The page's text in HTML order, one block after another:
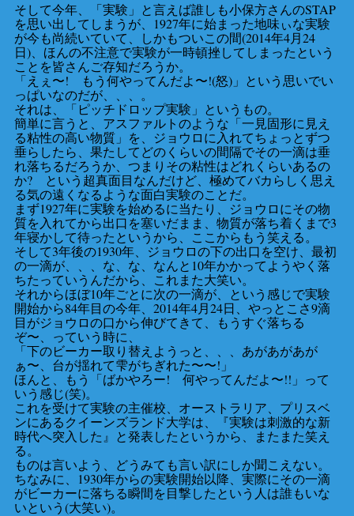
そして今年、「実験」と言えば誰しも小保方さんのSTAP
を思い出してしまうが、1927年に始まった地味ぃな実験
が今も尚続いていて、しかもついこの間(2014年4月24
日)、ほんの不注意で実験が一時頓挫してしまったという
ことを皆さんご存知だろうか。
「えぇ〜! もう何やってんだよ〜!(怒)」という思いでい
っぱいなのだが、、、。
それは、「ピッチドロップ実験」というもの。
簡単に言うと、アスファルトのような「一見固形に見え
る粘性の高い物質」を、ジョウロに入れてちょっとずつ
垂らしたら、果たしてどのくらいの間隔でその一滴は垂
れ落ちるだろうか、つまりその粘性はどれくらいあるの
か? という超真面目なんだけど、極めてバカらしく思え
る気の遠くなるような面白実験のことだ。
まず1927年に実験を始めるに当たり、ジョウロにその物
質を入れてから出口を塞いだまま、物質が落ち着くまで3
年寝かして待ったというから、ここからもう笑える。
そして3年後の1930年、ジョウロの下の出口を空け、最初
の一滴が、、、な、な、なんと10年かかってようやく落
ちたっていうんだから、これまた大笑い。
それからほぼ10年ごとに次の一滴が、という感じで実験
開始から84年目の今年、2014年4月24日、やっとこさ9滴
目がジョウロの口から伸びてきて、もうすぐ落ちる
ぞ〜、っていう時に、
「下のビーカー取り替えようっと、、、あがあがあが
ぁ〜、台が揺れて雫がちぎれた〜〜!」
ほんと、もう「ばかやろー! 何やってんだよ〜!!」って
いう感じ(笑)。
これを受けて実験の主催校、オーストラリア、プリスベ
ンにあるクイーンズランド大学は、『実験は刺激的な新
時代へ突入した』と発表したというから、またまた笑え
る。
ものは言いよう、どうみても言い訳にしか聞こえない。
ちなみに、1930年からの実験開始以降、実際にその一滴
がビーカーに落ちる瞬間を目撃したという人は誰もいな
いという(大笑い)。